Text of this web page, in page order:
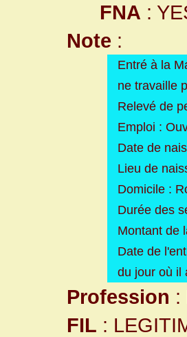
FNA :
Note :
Entré à la
ne travaille
Relevé de
Emploi :
Date de
Lieu de
Domicile :
Durée des
Montant de
Date de
du jour où il
Profession :
FIL :